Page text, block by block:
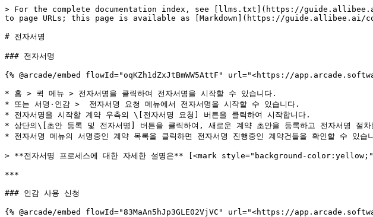
> For the complete documentation index, see [llms.txt](https://
to page URLs; this page is available as [Markdown](https://guide.allibee.ai/
# 전자서명
### 전자서명
{% @arcade/embed flowId="oqKZh1dZxJtBmWW5AttF" url="<https://
* 홈 > 퀵 메뉴 > 전자서명을 클릭하여 전자서명을 시작할 수 있습니다.
* 또는 서명·인감 >  전자서명 요청 메뉴에서 전자서명을 시작할 수 있습니다.
* 전자서명을 시작할 계약 우측의 \[전자서명 요청] 버튼을 클릭하여 시작합니다.
* 상단의\[초안 등록 및 전자서명] 버튼을 클릭하여, 새로운 계약 초안을 등록하고 전자서명 절
* 전자서명 메뉴의 서명중인 계약 목록을 클릭하면 전자서명 진행중인 계약건들을 확인할 수 있습
> **전자서명 프로세스에 대한 자세한 설명은** [<mark style="background-
***
### 인감 사용 신청
{% @arcade/embed flowId="83MaAn5hJp3GLE02VjVC" url="<https://